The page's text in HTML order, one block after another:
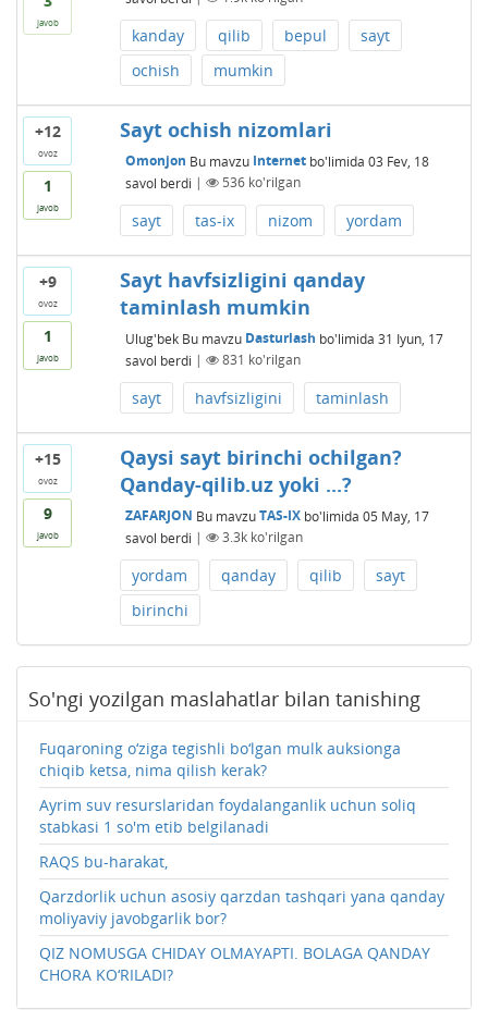
javob
kanday qilib bepul
sayt
ochish
mumkin
+12
ovoz
1
javob
Sayt ochish nizomlari
Omonjon Bu mavzu Internetbo'limida 03 Fev, 18
savol berdi | 536ko'rilgan
sayt tas-ix nizom yordam
+9
ovoz
1
javob
Sayt havfsizligini qanday
taminlash mumkin
Ulug'bek Bu mavzu Dasturlash bo'limida 31 Iyun, 17
savol berdi | 831 ko'rilgan
sayt havfsizligini taminlash
+15
ovoz
9
javob
Qaysi sayt birinchi ochilgan?
Qanday-qilib.uz yoki ...?
ZAFARJON Bu mavzuTAS-IXbo'limida 05 May, 17
savol berdi | 3.3kko'rilgan
yordam qanday qilib
sayt
birinchi
So'ngi yozilgan maslahatlar bilan tanishing
Fuqaroning o‘ziga tegishli bo‘lgan mulk auksionga
chiqib ketsa, nima qilish kerak?
Ayrim suv resurslaridan foydalanganlik uchun soliq
stabkasi 1 so'm etib belgilanadi
RAQS bu-harakat,
Qarzdorlik uchun asosiy qarzdan tashqari yana qanday
moliyaviy javobgarlik bor?
QIZ NOMUSGA CHIDAY OLMAYAPTI. BOLAGA QANDAY
CHORA KO‘RILADI?